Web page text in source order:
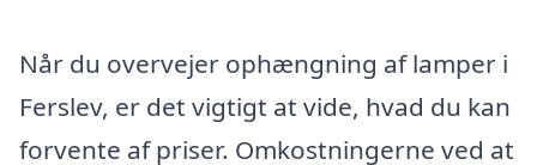
Når du overvejer ophængning af lamper i
Ferslev, er det vigtigt at vide, hvad du kan
forvente af priser. Omkostningerne ved at